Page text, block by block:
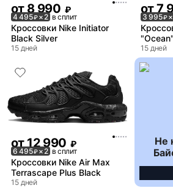
от 8 990 ₽
4 495₽× 2 в сплит
Кроссовки Nike Initiator
Black Silver
15 дней
от7
3 995₽×
"Ocean"
15 дней
от12 990 ₽
6 495₽× 2 в сплит
Кроссовки Nike Air Max
Terrascape Plus Black
15 дней
Не